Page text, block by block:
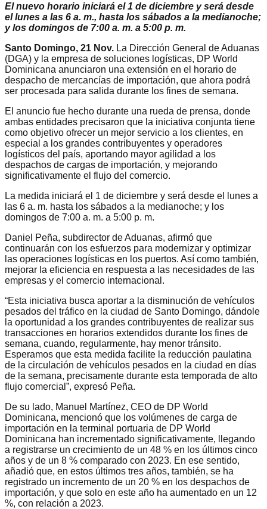
El nuevo horario iniciará el 1 de diciembre y será desde
el lunes a las 6 a. m., hasta los sábados a la medianoche;
y los domingos de 7:00 a. m. a 5:00 p. m.
Santo Domingo, 21 Nov. La Dirección General de Aduanas
(DGA) y la empresa de soluciones logísticas, DP World
Dominicana anunciaron una extensión en el horario de
despacho de mercancías de importación, que ahora podrá
ser procesada para salida durante los fines de semana.
El anuncio fue hecho durante una rueda de prensa, donde
ambas entidades precisaron que la iniciativa conjunta tiene
como objetivo ofrecer un mejor servicio a los clientes, en
especial a los grandes contribuyentes y operadores
logísticos del país, aportando mayor agilidad a los
despachos de cargas de importación, y mejorando
significativamente el flujo del comercio.
La medida iniciará el 1 de diciembre y será desde el lunes a
las 6 a. m. hasta los sábados a la medianoche; y los
domingos de 7:00 a. m. a 5:00 p. m.
Daniel Peña, subdirector de Aduanas, afirmó que
continuarán con los esfuerzos para modernizar y optimizar
las operaciones logísticas en los puertos. Así como también,
mejorar la eficiencia en respuesta a las necesidades de las
empresas y el comercio internacional.
“Esta iniciativa busca aportar a la disminución de vehículos
pesados del tráfico en la ciudad de Santo Domingo, dándole
la oportunidad a los grandes contribuyentes de realizar sus
transacciones en horarios extendidos durante los fines de
semana, cuando, regularmente, hay menor tránsito.
Esperamos que esta medida facilite la reducción paulatina
de la circulación de vehículos pesados en la ciudad en días
de la semana, precisamente durante esta temporada de alto
flujo comercial”, expresó Peña.
De su lado, Manuel Martínez, CEO de DP World
Dominicana, mencionó que los volúmenes de carga de
importación en la terminal portuaria de DP World
Dominicana han incrementado significativamente, llegando
a registrarse un crecimiento de un 48 % en los últimos cinco
años y de un 8 % comparado con 2023. En ese sentido,
añadió que, en estos últimos tres años, también, se ha
registrado un incremento de un 20 % en los despachos de
importación, y que solo en este año ha aumentado en un 12
%, con relación a 2023.